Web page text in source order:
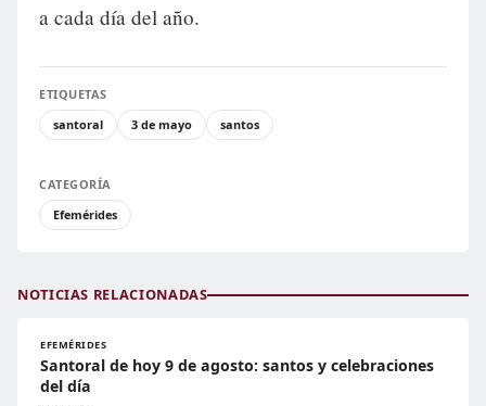
a cada día del año.
ETIQUETAS
santoral
3 de mayo santos
CATEGORÍA
Efemérides
NOTICIAS RELACIONADAS
EFEMÉRIDES
Santoral de hoy 9 de agosto: santos y celebraciones
del día